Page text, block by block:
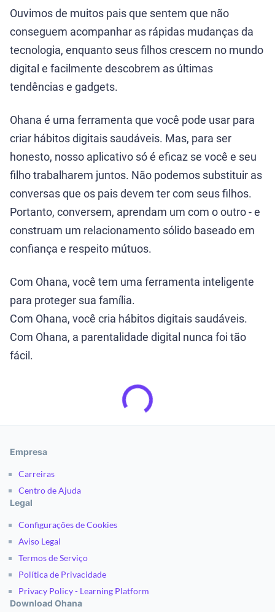
Ouvimos de muitos pais que sentem que não
conseguem acompanhar as rápidas mudanças da
tecnologia, enquanto seus filhos crescem no mundo
digital e facilmente descobrem as últimas
tendências e gadgets.
Ohana é uma ferramenta que você pode usar para
criar hábitos digitais saudáveis. Mas, para ser
honesto, nosso aplicativo só é eficaz se você e seu
filho trabalharem juntos. Não podemos substituir as
conversas que os pais devem ter com seus filhos.
Portanto, conversem, aprendam um com o outro - e
construam um relacionamento sólido baseado em
confiança e respeito mútuos.
Com Ohana, você tem uma ferramenta inteligente
para proteger sua família.
Com Ohana, você cria hábitos digitais saudáveis.
Com Ohana, a parentalidade digital nunca foi tão
fácil.
Empresa
Carreiras
Centro de Ajuda
Legal
Configurações de Cookies
Aviso Legal
Termos de Serviço
Política de Privacidade
Privacy Policy - Learning Platform
Download Ohana